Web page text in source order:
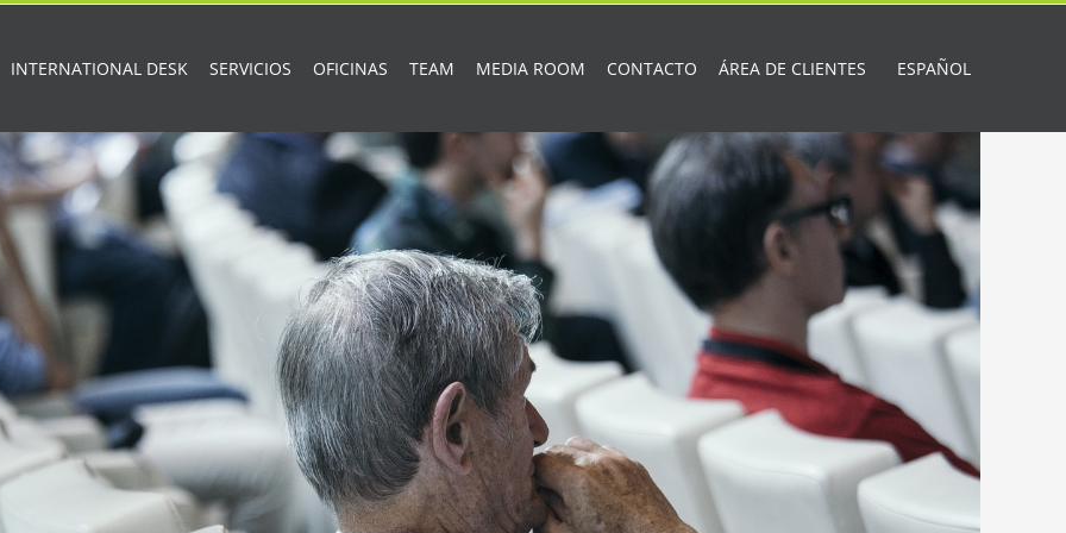
INTERNATIONAL DESK SERVICIOS OFICINAS TEAM MEDIA ROOM CONTACTO ÁREA DE CLIENTES ESPAÑOL